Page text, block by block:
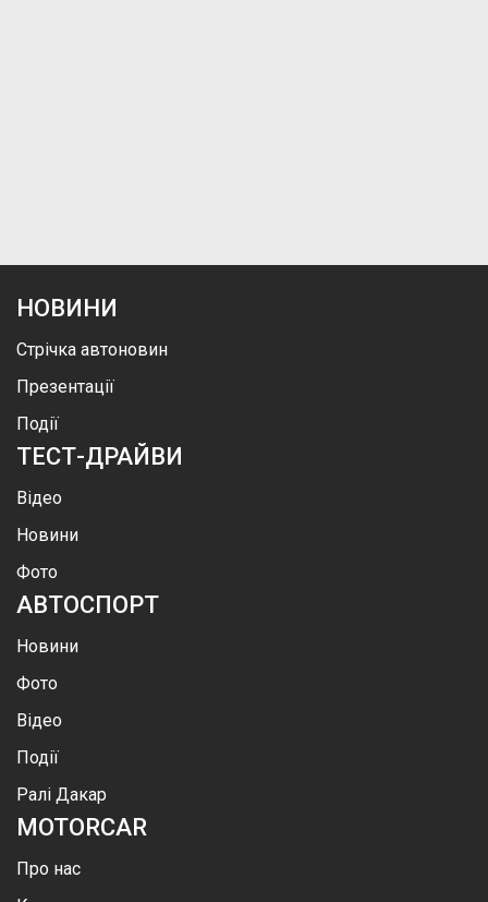
НОВИНИ
Стрічка автоновин
Презентації
Події
ТЕСТ-ДРАЙВИ
Відео
Новини
Фото
АВТОСПОРТ
Новини
Фото
Відео
Події
Ралі Дакар
MOTORCAR
Про нас